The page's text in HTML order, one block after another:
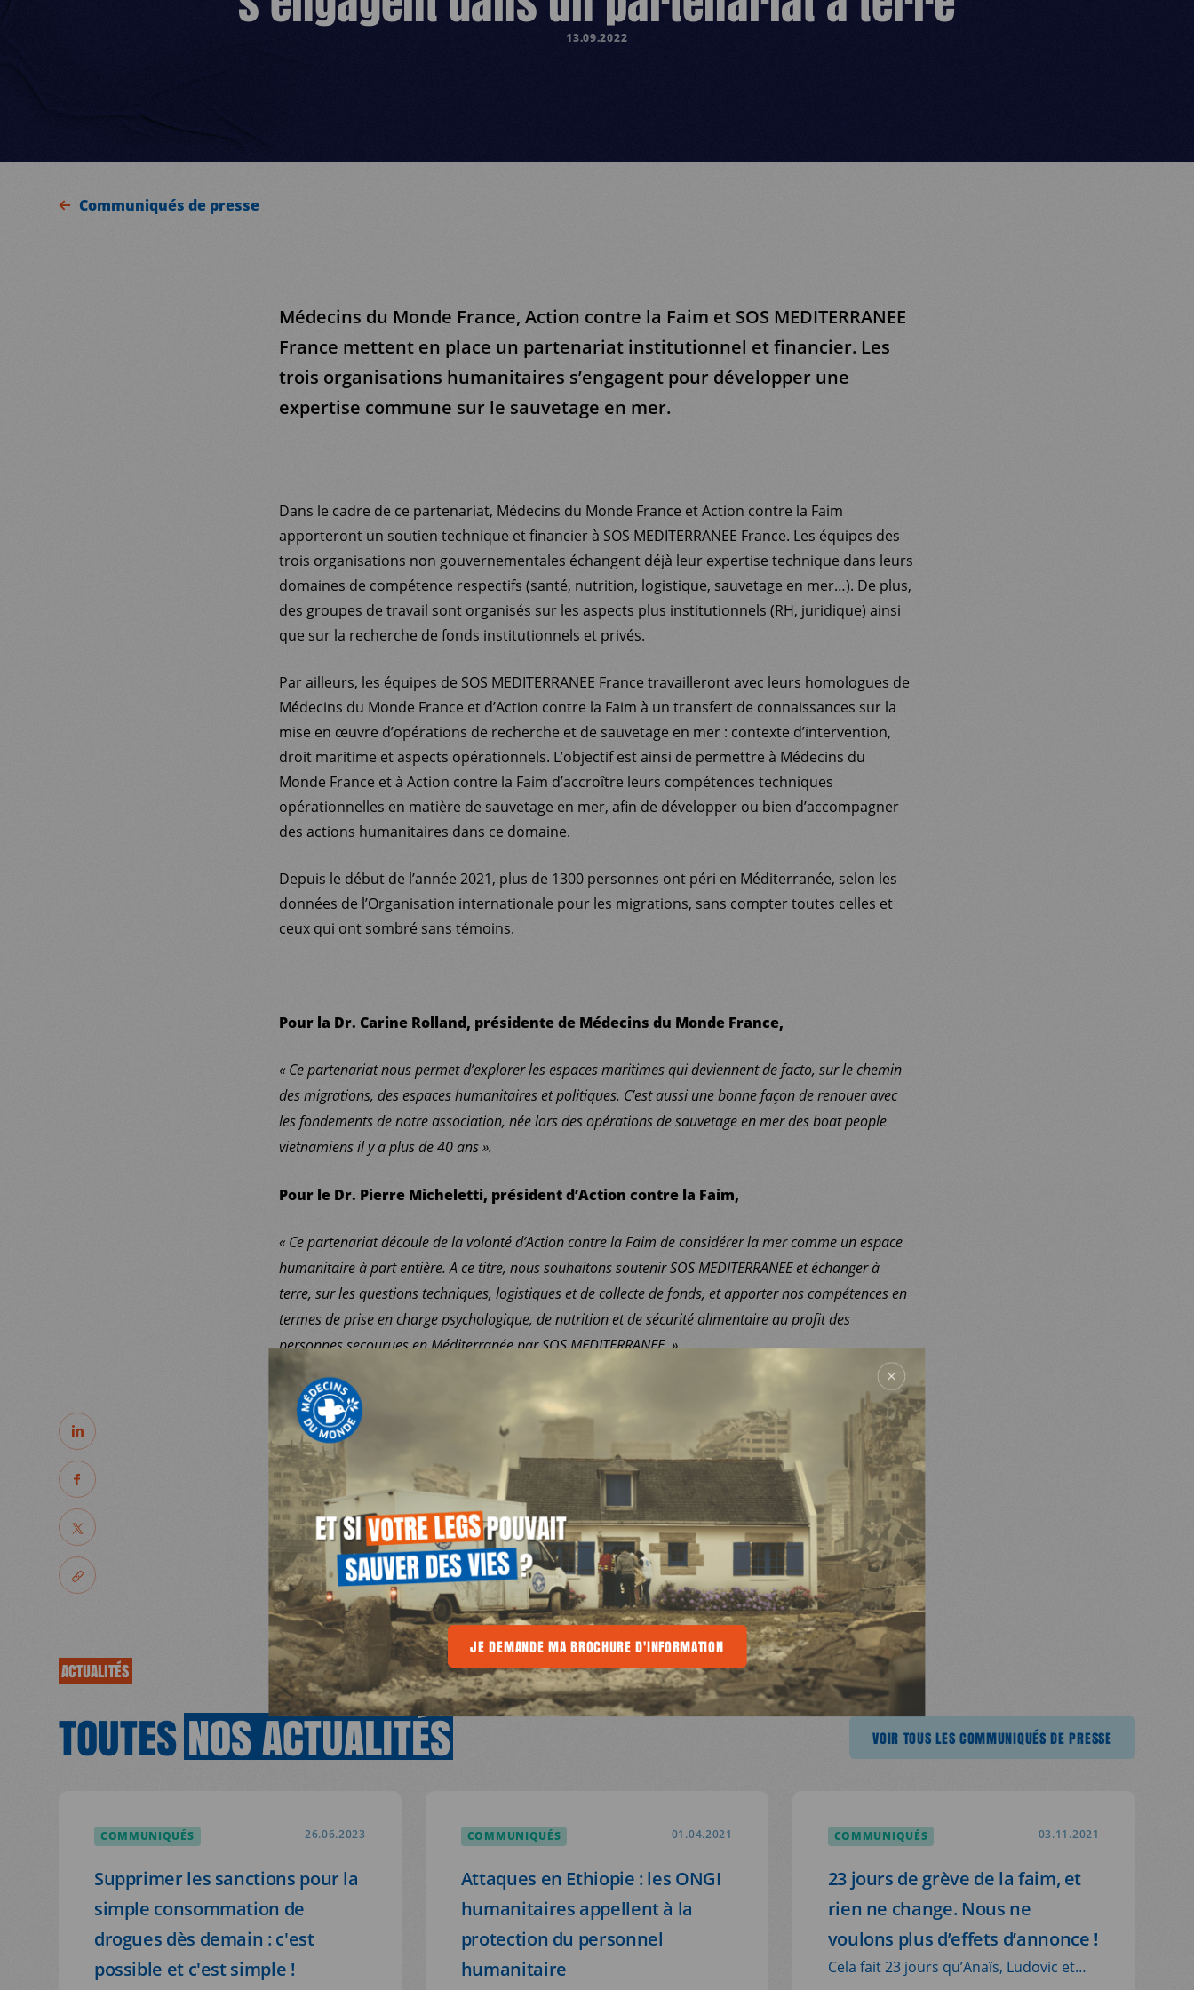
SUR LE TERRAIN
ACTUALITÉS
NOUS SOUTENIR
NOUS REJOINDRE
RESSOURCES
13.09.2022
Communiqués de presse
Médecins du Monde France, Action contre la Faim et SOS MEDITERRANEE
France mettent en place un partenariat institutionnel et financier. Les
trois organisations humanitaires s’engagent pour développer une
expertise commune sur le sauvetage en mer.
Dans le cadre de ce partenariat, Médecins du Monde France et Action contre la Faim
apporteront un soutien technique et financier à SOS MEDITERRANEE France. Les équipes des
trois organisations non gouvernementales échangent déjà leur expertise technique dans leurs
domaines de compétence respectifs (santé, nutrition, logistique, sauvetage en mer…). De plus,
des groupes de travail sont organisés sur les aspects plus institutionnels (RH, juridique) ainsi
que sur la recherche de fonds institutionnels et privés.
Par ailleurs, les équipes de SOS MEDITERRANEE France travailleront avec leurs homologues de
Médecins du Monde France et d’Action contre la Faim à un transfert de connaissances sur la
mise en œuvre d’opérations de recherche et de sauvetage en mer : contexte d’intervention,
droit maritime et aspects opérationnels. L’objectif est ainsi de permettre à Médecins du
Monde France et à Action contre la Faim d’accroître leurs compétences techniques
opérationnelles en matière de sauvetage en mer, afin de développer ou bien d’accompagner
des actions humanitaires dans ce domaine.
Depuis le début de l’année 2021, plus de 1300 personnes ont péri en Méditerranée, selon les
données de l’Organisation internationale pour les migrations, sans compter toutes celles et
ceux qui ont sombré sans témoins.
Pour la Dr. Carine Rolland, présidente de Médecins du Monde France,
« Ce partenariat nous permet d’explorer les espaces maritimes qui deviennent de facto, sur le chemin
des migrations, des espaces humanitaires et politiques. C’est aussi une bonne façon de renouer avec
les fondements de notre association, née lors des opérations de sauvetage en mer des boat people
vietnamiens il y a plus de 40 ans ».
Pour le Dr. Pierre Micheletti, président d’Action contre la Faim,
« Ce partenariat découle de la volonté d’Action contre la Faim de considérer la mer comme un espace
humanitaire à part entière. A ce titre, nous souhaitons soutenir SOS MEDITERRANEE et échanger à
terre, sur les questions techniques, logistiques et de collecte de fonds, et apporter nos compétences en
termes de prise en charge psychologique, de nutrition et de sécurité alimentaire au profit des
personnes secourues en Méditerranée par SOS MEDITERRANEE. »
Pour François Thomas, président de SOS MEDITERRANEE France,
« Ce partenariat avec Action contre la Faim et Médecins du Monde France est stratégique pour SOS
MEDITERRANEE France. Six ans après la création de notre association, présente dans quatre pays
européens, nous sommes encore une organisation jeune et nous apprécions l’apport technique et
financier de cette coopération. C’est aussi une reconnaissance, par deux grandes ONG françaises, de
notre capacité à leur apporter notre expertise professionnelle en matière de recherche et de sauvetage
en mer. »
PARTAGER
PARTAGER
PARTAGER
PARTAGER LE LIEN
ACTUALITÉS
TOUTESNOSACTUALITÉS VOIR TOUS LES COMMUNIQUÉS DE PRESSE VOIR TOUS LES COMMUNIQUÉS
VOIR TOUS LES COMMUNIQUÉS DE PRESSE
COMMUNIQUÉS 26.06.2023
Supprimer les sanctions pour la
simple consommation de
drogues dès demain : c'est
possible et c'est simple !
COMMUNIQUÉS 01.04.2021
Attaques en Ethiopie : les ONGI
humanitaires appellent à la
protection du personnel
humanitaire
COMMUNIQUÉS 03.11.2021
23 jours de grève de la faim, et
rien ne change. Nous ne
voulons plus d’effets d’annonce !
Cela fait 23 jours qu’Anaïs, Ludovic et
JE DEMANDE MA BROCHURE D'INFORMATION JE DEMANDE MA BROCHURE D'INFORMATION JE DEMANDE MA BROCHURE D'INFORMATION
JE DEMANDE MA BROCHURE D'INFORMATION